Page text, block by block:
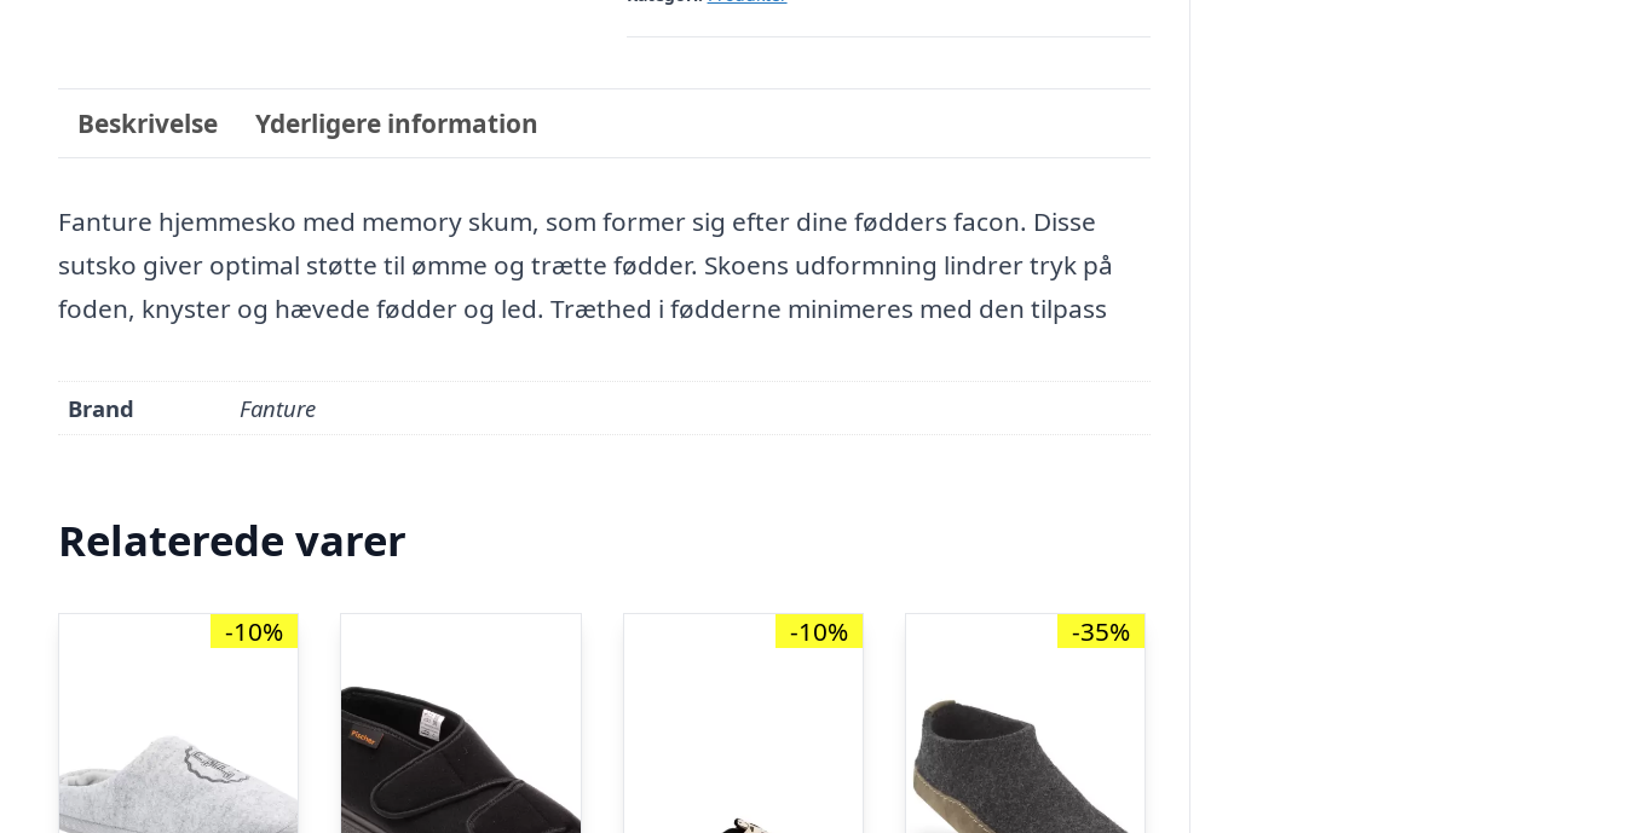
Beskrivelse Yderligere information
Fanture hjemmesko med memory skum, som former sig efter dine fødders facon. Disse
sutsko giver optimal støtte til ømme og trætte fødder. Skoens udformning lindrer tryk på
foden, knyster og hævede fødder og led. Træthed i fødderne minimeres med den tilpass
Brand Fanture
Relaterede varer
-10% -10% -35%